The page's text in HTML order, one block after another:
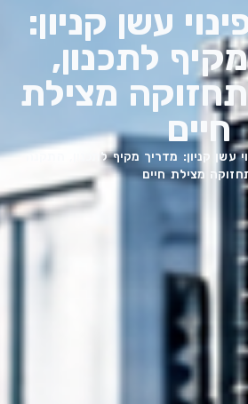
עשן קניון:
לתכנון,
מצילת
חיים
עשן קניון: מדריך מקיף לתכנון, התקנה
מצילת חיים